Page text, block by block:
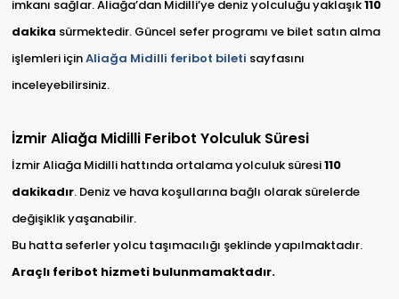
imkanı sağlar. Aliağa’dan Midilli’ye deniz yolculuğu yaklaşık110
dakika sürmektedir. Güncel sefer programı ve bilet satın alma
işlemleri içinAliağa Midilli feribot bileti sayfasını
inceleyebilirsiniz.
İzmir Aliağa Midilli Feribot Yolculuk Süresi
İzmir Aliağa Midilli hattında ortalama yolculuk süresi110
dakikadır. Deniz ve hava koşullarına bağlı olarak sürelerde
değişiklik yaşanabilir.
Bu hatta seferler yolcu taşımacılığı şeklinde yapılmaktadır.
Araçlı feribot hizmeti bulunmamaktadır.